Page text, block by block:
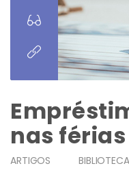
nas
ARTIGOS BIBLIOTECA